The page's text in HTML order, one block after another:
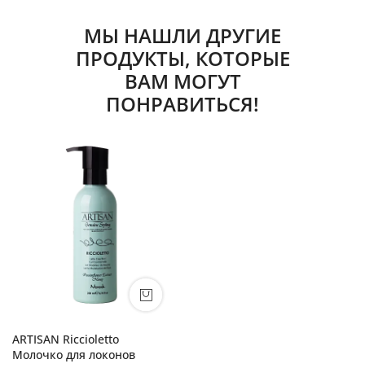
МЫ НАШЛИ ДРУГИЕ
ПРОДУКТЫ, КОТОРЫЕ
ВАМ МОГУТ
ПОНРАВИТЬСЯ!
ARTISAN Riccioletto
Молочко для локонов